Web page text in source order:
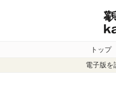
トップ
電子版を